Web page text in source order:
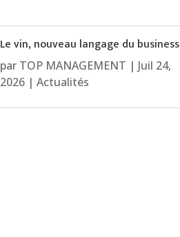
Le vin, nouveau langage du business
par TOP MANAGEMENT | Juil 24,
2026| Actualités